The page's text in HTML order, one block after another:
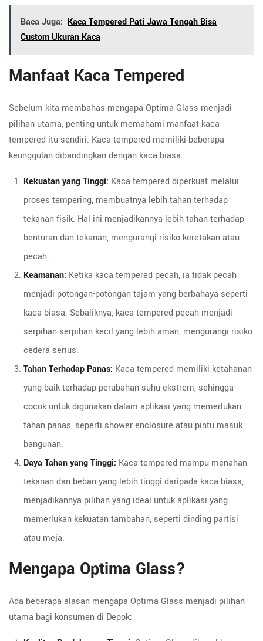
Baca Juga: Kaca Tempered Pati Jawa Tengah Bisa
Custom Ukuran Kaca
Manfaat Kaca Tempered
Sebelum kita membahas mengapa Optima Glass menjadi
pilihan utama, penting untuk memahami manfaat kaca
tempered itu sendiri. Kaca tempered memiliki beberapa
keunggulan dibandingkan dengan kaca biasa:
Kekuatan yang Tinggi: Kaca tempered diperkuat melalui
proses tempering, membuatnya lebih tahan terhadap
tekanan fisik. Hal ini menjadikannya lebih tahan terhadap
benturan dan tekanan, mengurangi risiko keretakan atau
pecah.
Keamanan: Ketika kaca tempered pecah, ia tidak pecah
menjadi potongan-potongan tajam yang berbahaya seperti
kaca biasa. Sebaliknya, kaca tempered pecah menjadi
serpihan-serpihan kecil yang lebih aman, mengurangi risiko
cedera serius.
Tahan Terhadap Panas: Kaca tempered memiliki ketahanan
yang baik terhadap perubahan suhu ekstrem, sehingga
cocok untuk digunakan dalam aplikasi yang memerlukan
tahan panas, seperti shower enclosure atau pintu masuk
bangunan.
Daya Tahan yang Tinggi: Kaca tempered mampu menahan
tekanan dan beban yang lebih tinggi daripada kaca biasa,
menjadikannya pilihan yang ideal untuk aplikasi yang
memerlukan kekuatan tambahan, seperti dinding partisi
atau meja.
Mengapa Optima Glass?
Ada beberapa alasan mengapa Optima Glass menjadi pilihan
utama bagi konsumen di Depok: